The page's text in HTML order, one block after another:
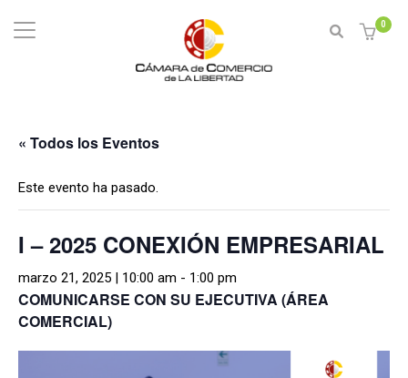
0
« Todos los Eventos
Este evento ha pasado.
I – 2025 CONEXIÓN EMPRESARIAL
marzo 21, 2025 | 10:00 am - 1:00 pm
COMUNICARSE CON SU EJECUTIVA (ÁREA
COMERCIAL)